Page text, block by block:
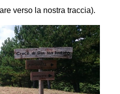
verso la nostra traccia).